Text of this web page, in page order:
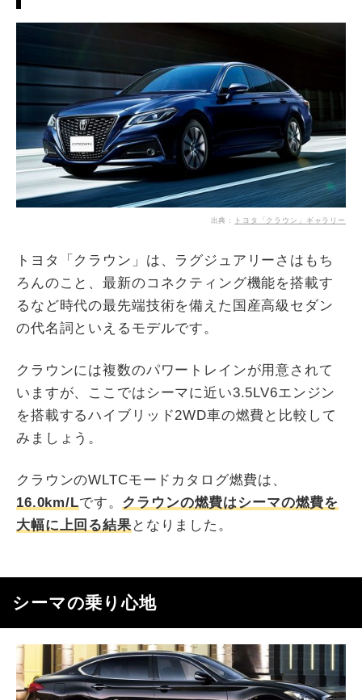
出典： トヨタ「クラウン」ギャラリー
トヨタ「クラウン」は、ラグジュアリーさはもち
ろんのこと、最新のコネクティング機能を搭載す
るなど時代の最先端技術を備えた国産高級セダン
の代名詞といえるモデルです。
クラウンには複数のパワートレインが用意されて
いますが、ここではシーマに近い3.5LV6エンジン
を搭載するハイブリッド2WD車の燃費と比較して
みましょう。
クラウンのWLTCモードカタログ燃費は、
16.0km/Lです。 クラウンの燃費はシーマの燃費を
大幅に上回る結果 となりました。
シーマの乗り心地